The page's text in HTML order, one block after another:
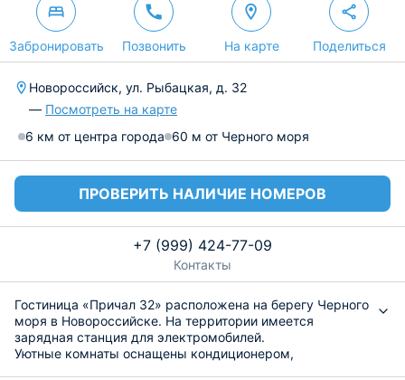
Забронировать Позвонить На карте Поделиться
Новороссийск, ул. Рыбацкая, д. 32
— Посмотреть на карте
6 км от центра города 60 м от Черного моря
ПРОВЕРИТЬ НАЛИЧИЕ НОМЕРОВ
+7 (999) 424-77-09
Контакты
Гостиница «Причал 32» расположена на берегу Черного
моря в Новороссийске. На территории имеется
зарядная станция для электромобилей.
Уютные комнаты оснащены кондиционером,